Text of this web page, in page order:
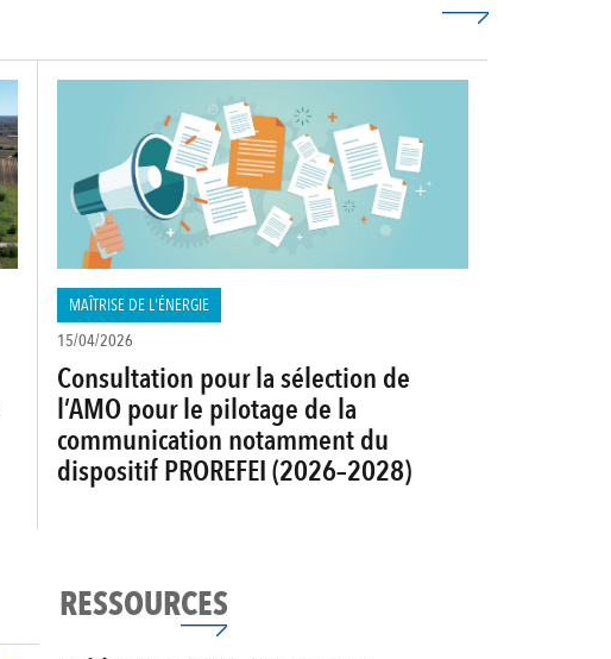
MAÎTRISE DE L'ÉNERGIE
15/04/2026
Consultation pour la sélection de
l’AMO pour le pilotage de la
communication notamment du
dispositif PROREFEI (2026–2028)
RESSOURCES